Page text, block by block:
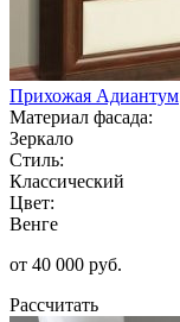
Прихожая Адиантум
Материал фасада:
Зеркало
Стиль:
Классический
Цвет:
Венге
от 40 000 руб.
Рассчитать